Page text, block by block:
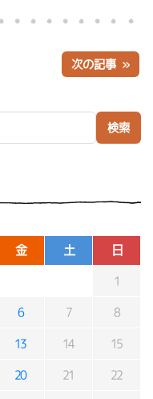
金 土 日
1
6 7 8
13 14 15
20 21 22
次の記事 »